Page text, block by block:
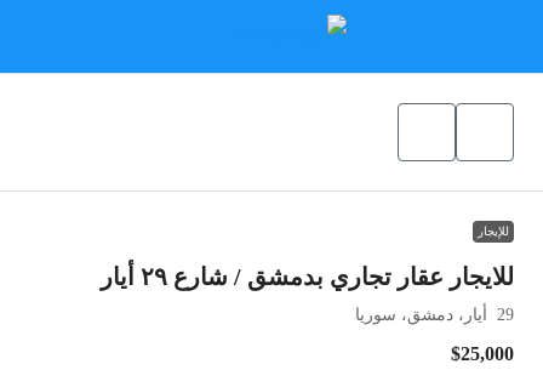
للإيجار
للايجار عقار تجاري بدمشق / شارع ٢٩ أيار
29 أيار، دمشق، سوريا
$25,000